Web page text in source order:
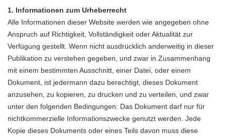
1. Informationen zum Urheberrecht
Alle Informationen dieser Website werden wie angegeben ohne
Anspruch auf Richtigkeit, Vollständigkeit oder Aktualität zur
Verfügung gestellt. Wenn nicht ausdrücklich anderweitig in dieser
Publikation zu verstehen gegeben, und zwar in Zusammenhang
mit einem bestimmten Ausschnitt, einer Datei, oder einem
Dokument, ist jedermann dazu berechtigt, dieses Dokument
anzusehen, zu kopieren, zu drucken und zu verteilen, und zwar
unter den folgenden Bedingungen: Das Dokument darf nur für
nichtkommerzielle Informationszwecke genutzt werden. Jede
Kopie dieses Dokuments oder eines Teils davon muss diese